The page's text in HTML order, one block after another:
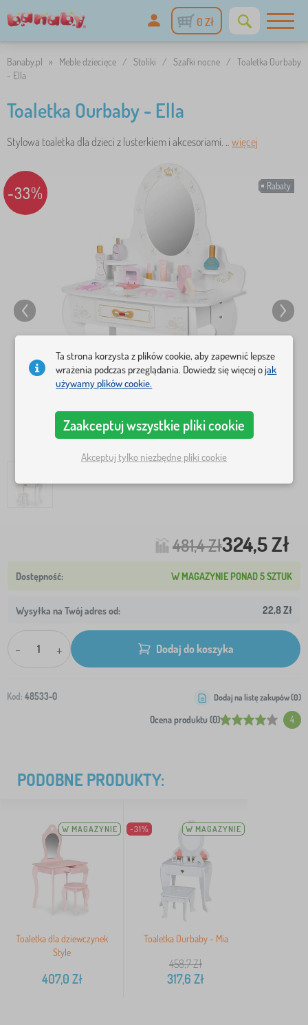
0 Zł
Banaby.pl » Meble dziecięce / Stoliki / Szafki nocne / Toaletka Ourbaby
- Ella
Toaletka Ourbaby - Ella
Stylowa toaletka dla dzieci z lusterkiem i akcesoriami. .. więcej
Rabaty
-33%
481,4 Zł324,5 Zł
W MAGAZYNIE PONAD 5 SZTUK
Wysyłka na Twój adres od: 22,8 Zł
- + Dodaj do koszyka
Kod: 48533-0
Ocena produktu (0) 4
Dodaj na listę zakupów (0)
PODOBNE PRODUKTY:
W MAGAZYNIE
Toaletka dla dziewczynek
Style
407,0 Zł
-31% W MAGAZYNIE
Toaletka Ourbaby - Mia
458,7Zł
317,6 Zł
Ta strona korzysta z plików cookie, aby zapewnić lepsze
wrażenia podczas przeglądania. Dowiedz się więcej ojak
używamy plików cookie.
Zaakceptuj wszystkie pliki cookie
Akceptuj tylko niezbędne pliki cookie